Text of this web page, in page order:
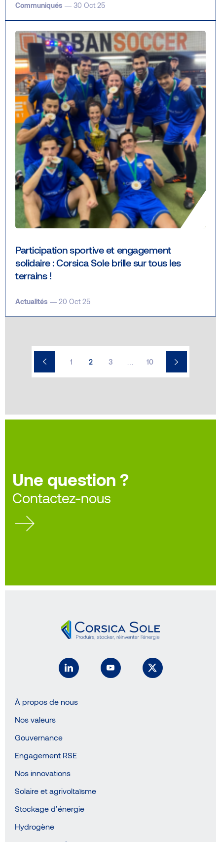
Communiqués — 30 Oct 25
Participation sportive et engagement
solidaire : Corsica Sole brille sur tous les
terrains !
Actualités — 20 Oct 25
1 2 3 10
Une question ?
Contactez-nous
À propos de nous
Nos valeurs
Gouvernance
Engagement RSE
Nos innovations
Solaire et agrivoltaïsme
Stockage d’énergie
Hydrogène